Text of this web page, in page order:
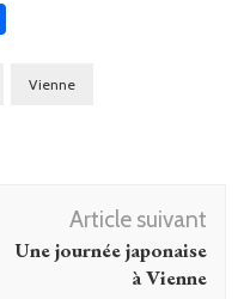
Vienne
Article suivant
Une journée japonaise
à Vienne